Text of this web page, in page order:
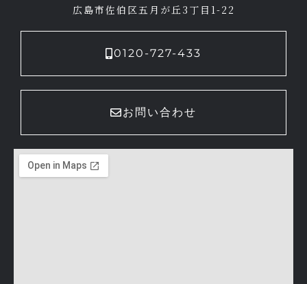
広島市佐伯区五月が丘3丁目1-22
0120-727-433
お問い合わせ